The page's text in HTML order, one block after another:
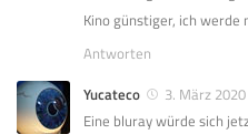
Kino günstiger, ich
Antworten
Yucateco
3. März
Eine bluray würde sich